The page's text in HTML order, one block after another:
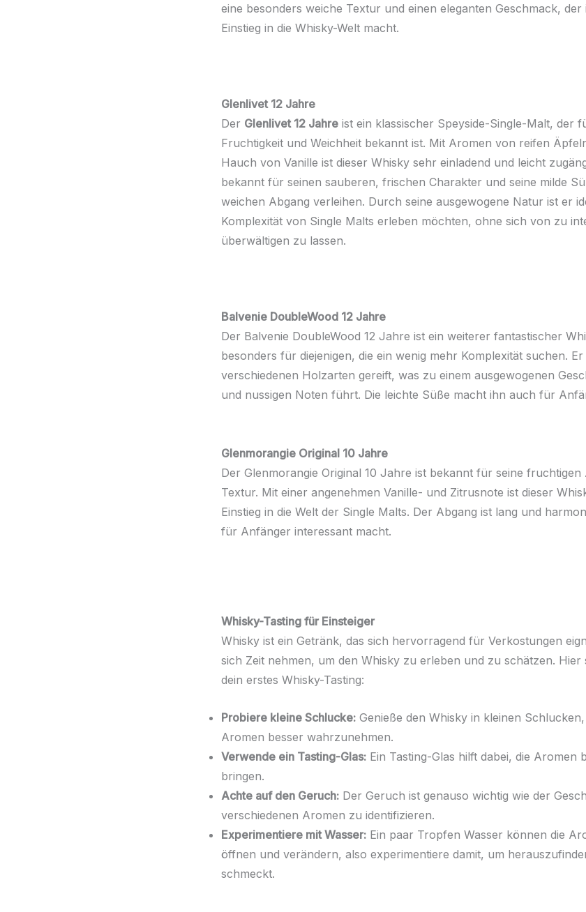
eine besonders weiche Textur und einen eleganten Geschmack,
Einstieg in die Whisky-Welt macht.
Glenlivet 12 Jahre
Der Glenlivet 12 Jahre ist ein klassischer Speyside-Single-Malt, der
Fruchtigkeit und Weichheit bekannt ist. Mit Aromen von reifen
Hauch von Vanille ist dieser Whisky sehr einladend und leicht
bekannt für seinen sauberen, frischen Charakter und seine milde
weichen Abgang verleihen. Durch seine ausgewogene Natur ist er
Komplexität von Single Malts erleben möchten, ohne sich von zu
überwältigen zu lassen.
Balvenie DoubleWood 12 Jahre
Der Balvenie DoubleWood 12 Jahre ist ein weiterer fantastischer
besonders für diejenigen, die ein wenig mehr Komplexität suchen.
verschiedenen Holzarten gereift, was zu einem ausgewogenen
und nussigen Noten führt. Die leichte Süße macht ihn auch für
Glenmorangie Original 10 Jahre
Der Glenmorangie Original 10 Jahre ist bekannt für seine
Textur. Mit einer angenehmen Vanille- und Zitrusnote ist dieser
Einstieg in die Welt der Single Malts. Der Abgang ist lang und
für Anfänger interessant macht.
Whisky-Tasting für Einsteiger
Whisky ist ein Getränk, das sich hervorragend für Verkostungen
sich Zeit nehmen, um den Whisky zu erleben und zu schätzen.
dein erstes Whisky-Tasting:
Probiere kleine Schlucke: Genieße den Whisky in kleinen
Aromen besser wahrzunehmen.
Verwende ein Tasting-Glas: Ein Tasting-Glas hilft dabei, die Aromen
bringen.
Achte auf den Geruch: Der Geruch ist genauso wichtig wie der
verschiedenen Aromen zu identifizieren.
Experimentiere mit Wasser: Ein paar Tropfen Wasser können die
öffnen und verändern, also experimentiere damit, um
schmeckt.